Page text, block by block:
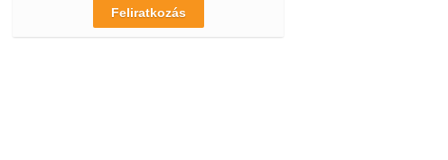
Feliratkozás